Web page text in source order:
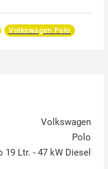
Volkswagen Polo
Volkswagen
Polo
19 Ltr. - 47 kW Diesel